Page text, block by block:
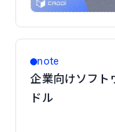
note
企業向けソフト
ドル